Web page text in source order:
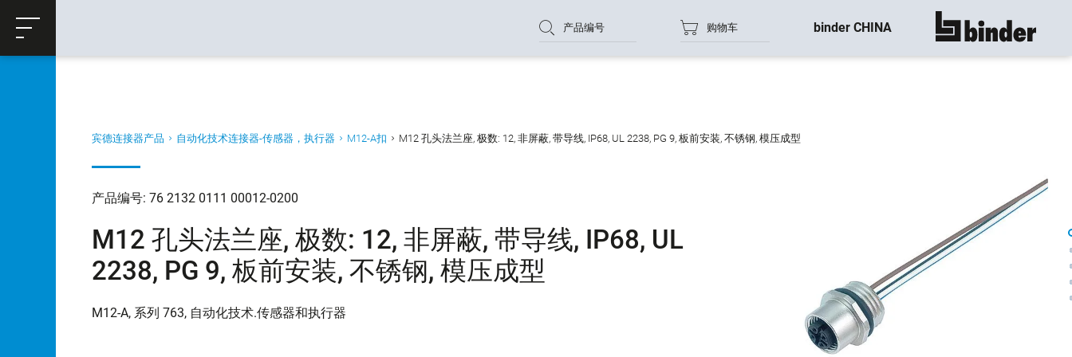
购物车
产品编号 购物车 binder CHINA 显示所有
宾德连接器产品 自动化技术连接器-传感器，执行器 M12-A扣 M12 孔头法兰座, 极数: 12, 非屏蔽, 带导线, IP68, UL 2238, PG 9, 板前安装, 不锈钢, 模压成型
产品编号: 76 2132 0111 00012-0200
M12 孔头法兰座, 极数: 12, 非屏蔽, 带导线, IP68, UL
2238, PG 9, 板前安装, 不锈钢, 模压成型
M12-A, 系列 763, 自动化技术.传感器和执行器